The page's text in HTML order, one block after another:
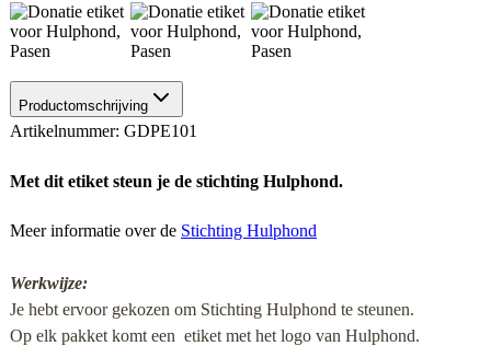
Productomschrijving
Artikelnummer: GDPE101
Met dit etiket steun je de stichting Hulphond.
Meer informatie over de Stichting Hulphond
Werkwijze:
Je hebt ervoor gekozen om Stichting Hulphond te steunen.
Op elk pakket komt een etiket met het logo van Hulphond.